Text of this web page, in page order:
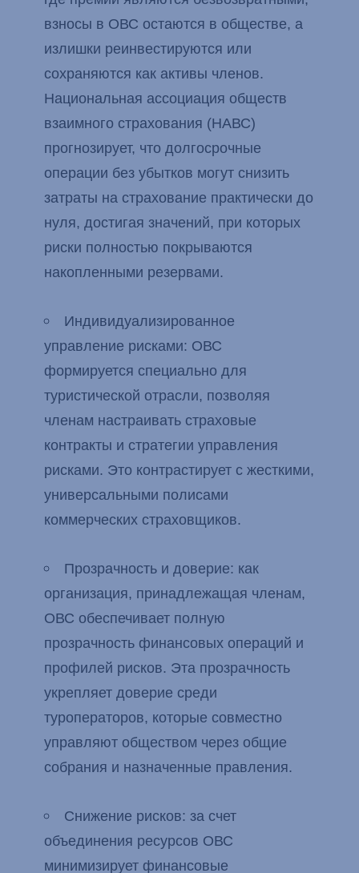
взносы в ОВС остаются в обществе, а
излишки реинвестируются или
сохраняются как активы членов.
Национальная ассоциация обществ
взаимного страхования (НАВС)
прогнозирует, что долгосрочные
операции без убытков могут снизить
затраты на страхование практически до
нуля, достигая значений, при которых
риски полностью покрываются
накопленными резервами.
Индивидуализированное
управление рисками: ОВС
формируется специально для
туристической отрасли, позволяя
членам настраивать страховые
контракты и стратегии управления
рисками. Это контрастирует с жесткими,
универсальными полисами
коммерческих страховщиков.
Прозрачность и доверие: как
организация, принадлежащая членам,
ОВС обеспечивает полную
прозрачность финансовых операций и
профилей рисков. Эта прозрачность
укрепляет доверие среди
туроператоров, которые совместно
управляют обществом через общие
собрания и назначенные правления.
Снижение рисков: за счет
объединения ресурсов ОВС
минимизирует финансовые